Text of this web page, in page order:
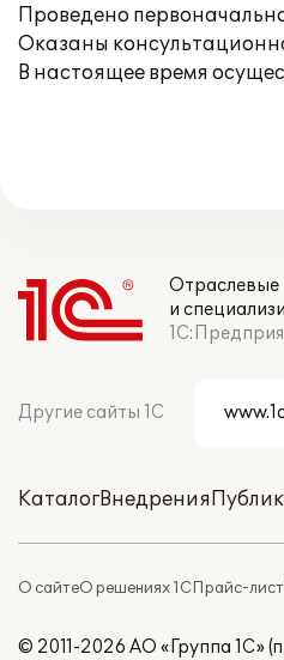
Проведено
Оказаны
В настоящее время
Отраслевые
и
Другие сайты 1С
КаталогВнедрения
О сайтеО решениях 1СПрайс-лист
© 2011-2026 АО «Группа 1С»